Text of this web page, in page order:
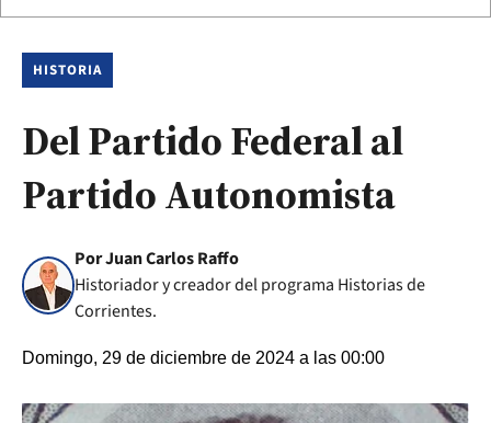
HISTORIA
Del Partido Federal al
Partido Autonomista
Por Juan Carlos Raffo
Historiador y creador del programa Historias de
Corrientes.
Domingo, 29 de diciembre de 2024 a las 00:00